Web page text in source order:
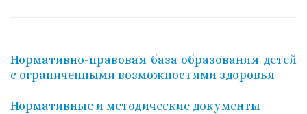
Нормативно-правовая база образования детей
с ограниченными возможностями здоровья
Нормативные и методические документы